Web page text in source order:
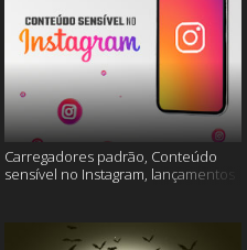
Carregadores padrão, Conteúdo
sensível no Instagram, lançamentos